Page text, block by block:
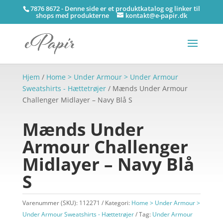
7876 8672 - Denne side er et produktkatalog og linker til
shops med produkterne kontakt@e-papir.dk
Hjem / Home > Under Armour > Under Armour
Sweatshirts - Hættetrøjer/ Mænds Under Armour
Challenger Midlayer – Navy Blå S
Mænds Under
Armour Challenger
Midlayer – Navy Blå
S
Varenummer (SKU): 112271 Kategori: Home > Under Armour >
Under Armour Sweatshirts - Hættetrøjer
Tag: Under Armour